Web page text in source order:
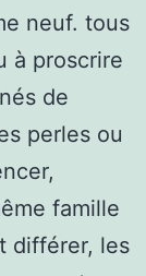
neuf. tous
à proscrire
de
perles ou
famille
différer, les